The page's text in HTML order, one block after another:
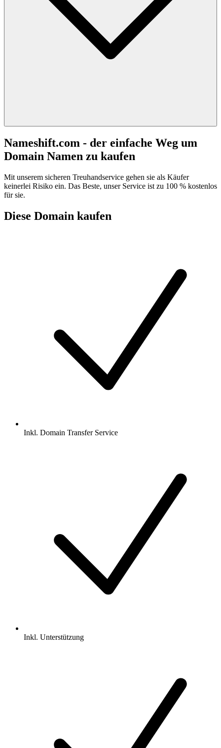
Nameshift.com - der einfache Weg um
Domain Namen zu kaufen
Mit unserem sicheren Treuhandservice gehen sie als Käufer
keinerlei Risiko ein. Das Beste, unser Service ist zu 100 % kostenlos
für sie.
Diese Domain kaufen
Inkl. Domain Transfer Service
Inkl. Unterstützung